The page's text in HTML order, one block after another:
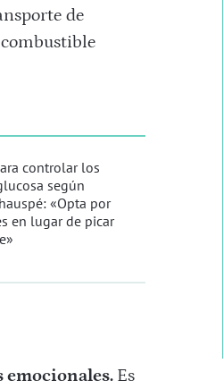
de
controlar los
según
«Opta por
en lugar de picar
emocionales. Es